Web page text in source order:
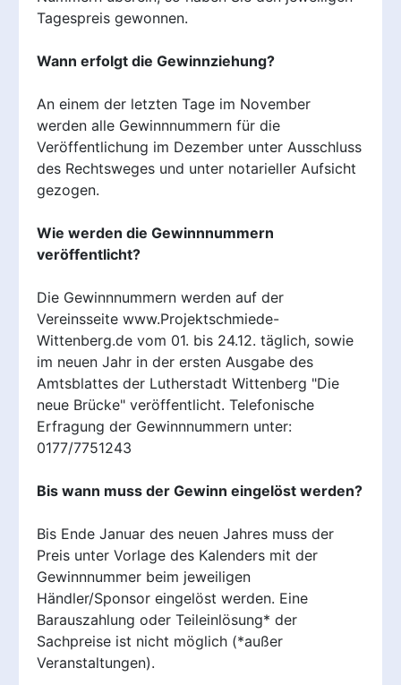
Tagespreis gewonnen.
Wann erfolgt die Gewinnziehung?
An einem der letzten Tage im November
werden alle Gewinnnummern für die
Veröffentlichung im Dezember unter Ausschluss
des Rechtsweges und unter notarieller Aufsicht
gezogen.
Wie werden die Gewinnnummern
veröffentlicht?
Die Gewinnnummern werden auf der
Vereinsseite www.Projektschmiede-
Wittenberg.de vom 01. bis 24.12. täglich, sowie
im neuen Jahr in der ersten Ausgabe des
Amtsblattes der Lutherstadt Wittenberg "Die
neue Brücke" veröffentlicht. Telefonische
Erfragung der Gewinnnummern unter:
0177/7751243
Bis wann muss der Gewinn eingelöst werden?
Bis Ende Januar des neuen Jahres muss der
Preis unter Vorlage des Kalenders mit der
Gewinnnummer beim jeweiligen
Händler/Sponsor eingelöst werden. Eine
Barauszahlung oder Teileinlösung* der
Sachpreise ist nicht möglich (*außer
Veranstaltungen).